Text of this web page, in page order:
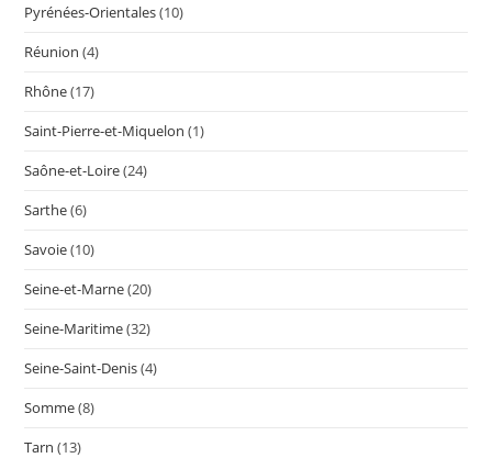
Pyrénées-Orientales(10)
Réunion (4)
Rhône(17)
Saint-Pierre-et-Miquelon (1)
Saône-et-Loire(24)
Sarthe(6)
Savoie(10)
Seine-et-Marne(20)
Seine-Maritime(32)
Seine-Saint-Denis(4)
Somme(8)
Tarn (13)